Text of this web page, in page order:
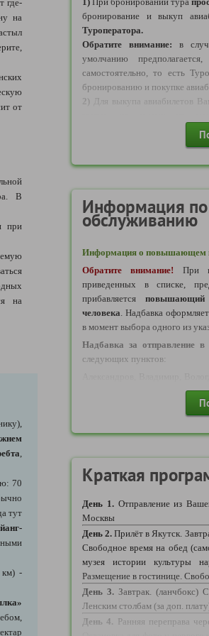
где-
на
от
В
при
на
70
тут
-
- на даты 26.03-04.04.2027:
* Стоимость актуальна на
Нормы провоза багажа а/к
Тариф без багажа:
трех измерений: высота,
- 1 сумка ручная кладь весом
трех измерений: высота,
Тарифневозвратный,
плату.
бронирование и выкуп
Туроператора.
Обратите внимание: в
умолчанию
самостоятельно, то есть
бронированию и покупке
2) Для выкупа авиабилетов
прикрепить платежное
выкупаются Туроператором
также пересчитан с учетом
3)Обратите внимание!
осуществляется в рабочее
выкуп авиабилетов будет
актуальной стоимости (то
от той, что была в день
4)ВАЖНО:по каждому
оформление этого билета в
сервисный сбор входит в
отражена в ваучере.
возврате авиабилета по
или непосредственно
авиабилетов прикрепить
- Приобретать авиабилеты
на сайте Туроператора в
- Если планируется
рейсы другой
аэропорта, то это
согласовании с
в данном случае
стоимость данного
группе на маршруте туристы
Информация по
обслуживанию
Информация о повышающем
Обратите внимание!
При
приведенных в списке,
прибавляется повышающий
человека . Надбавка
в момент выбора одного из
Надбавка за отправление
следующих пунктов:
Переславль-Залесский,
Посад, Тутаев, Углич,
Надбавка за отправление
следующих пунктов:
(Воскресенск, Дмитров,
Солнечногорск, Талдом,
Надбавка за отправление
следующих пунктов:
Гороховец, Дзержинск,
Надбавка за отправление
следующих пунктов:
Балахна, Заволжье.
Информация по транспорту
Краткая
День 1. Отправление из
Москвы
День 2. Прилёт в Якутск.
Свободное время на обед
музея истории культуры
Размещение в гостинице.
День 3. Завтрак. (ланчбокс)
Ленским столбам (за доп.
День 4. Ранняя переправа